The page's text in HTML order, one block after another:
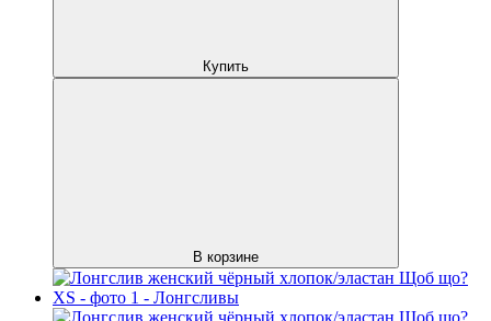
Купить
В корзине